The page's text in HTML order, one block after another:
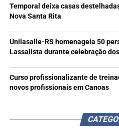
Temporal deixa casas
Nova Santa Rita
Unilasalle-RS homenageia 50
Lassalista durante celebração
Curso profissionalizante de
novos profissionais em Canoas